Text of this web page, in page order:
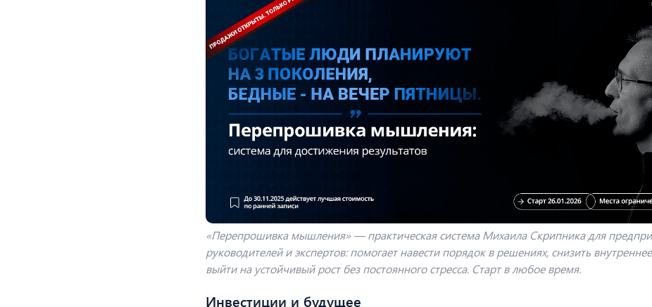
«Перепрошивка мышления» — практическая система Михаила Скрипника для
руководителей и экспертов: помогает навести порядок в решениях, снизить
выйти на устойчивый рост без постоянного стресса. Старт в любое время.
Инвестиции и будущее